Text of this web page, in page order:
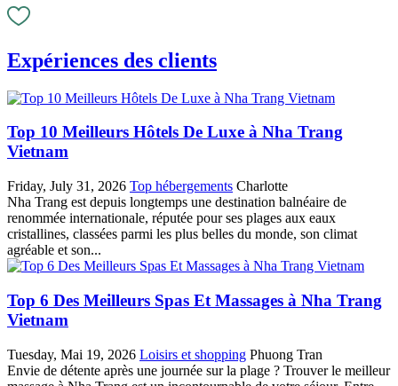
Expériences des clients
Top 10 Meilleurs Hôtels De Luxe à Nha Trang
Vietnam
Friday, July 31, 2026 Top hébergements Charlotte
Nha Trang est depuis longtemps une destination balnéaire de
renommée internationale, réputée pour ses plages aux eaux
cristallines, classées parmi les plus belles du monde, son climat
agréable et son...
Top 6 Des Meilleurs Spas Et Massages à Nha Trang
Vietnam
Tuesday, Mai 19, 2026 Loisirs et shopping Phuong Tran
Envie de détente après une journée sur la plage ? Trouver le meilleur